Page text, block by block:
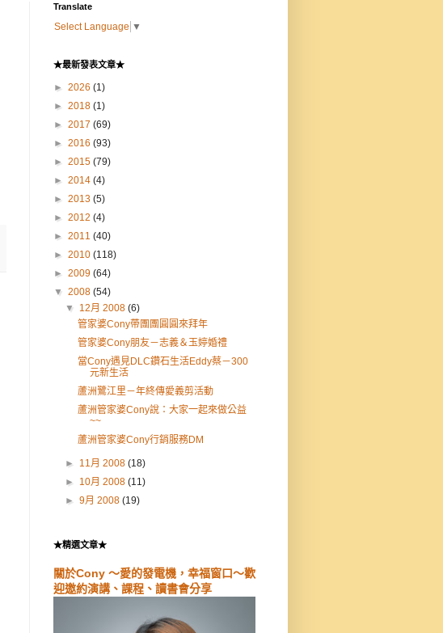
Translate
Select Language ▼
★最新發表文章★
► 2026 (1)
► 2018 (1)
► 2017 (69)
► 2016 (93)
► 2015 (79)
► 2014 (4)
► 2013 (5)
► 2012 (4)
► 2011 (40)
► 2010 (118)
► 2009 (64)
▼ 2008 (54)
▼ 12月 2008(6)
管家婆Cony帶團團圓圓來拜年
管家婆Cony朋友－志義＆玉婷婚禮
當Cony遇見DLC鑽石生活Eddy蔡－300
元新生活
蘆洲鷺江里－年終傳愛義剪活動
蘆洲管家婆Cony說：大家一起來做公益
~~
蘆洲管家婆Cony行銷服務DM
► 11月 2008(18)
► 10月 2008(11)
►9月 2008(19)
★精選文章★
關於Cony ～愛的發電機，幸福窗口～歡
迎邀約演講、課程、讀書會分享